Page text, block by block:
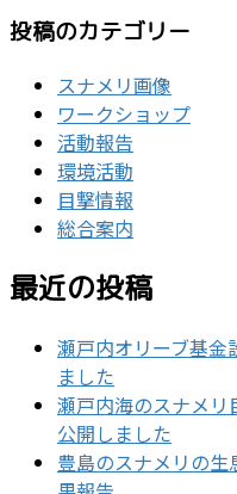
投稿のカテゴリー
スナメリ画像
ワークショップ
活動報告
環境活動
目撃情報
総合案内
最近の投稿
瀬戸内オリーブ基金
ました
瀬戸内海のスナメリ
公開しました
豊島のスナメリの